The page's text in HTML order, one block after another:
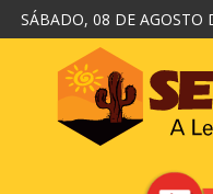
SÁBADO, 08 DE AGOSTO